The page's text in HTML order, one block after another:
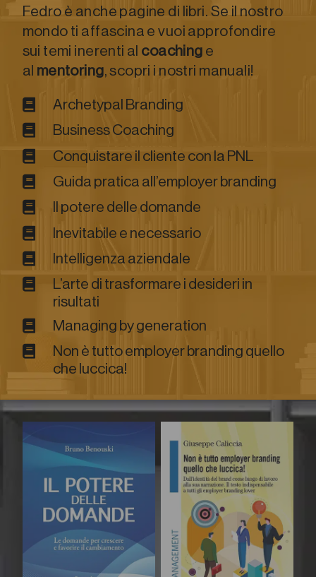
Fedro è anche pagine di libri. Se il nostro
mondo ti affascina e vuoi approfondire
sui temi inerenti al coachinge
al mentoring, scopri i nostri manuali!
Archetypal Branding
Business Coaching
Conquistare il cliente con la PNL
Guida pratica all’employer branding
Il potere delle domande
Inevitabile e necessario
Intelligenza aziendale
L’arte di trasformare i desideri in
risultati
Managing by generation
Non è tutto employer branding quello
che luccica!